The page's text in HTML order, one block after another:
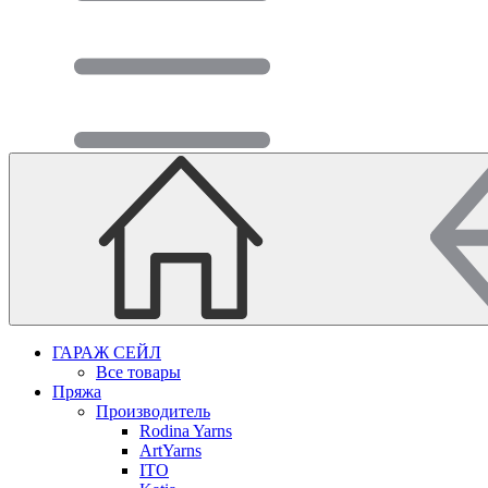
ГАРАЖ СЕЙЛ
Все товары
Пряжа
Производитель
Rodina Yarns
ArtYarns
ITO